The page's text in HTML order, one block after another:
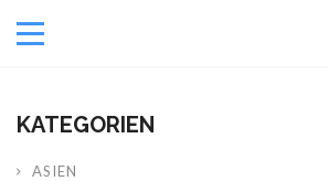
KATEGORIEN
ASIEN